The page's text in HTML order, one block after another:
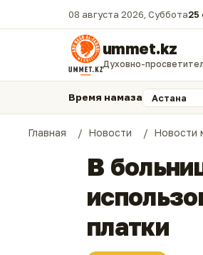
08 августа 2026, Суббота25
ummet.kz
Духовно-
Время намаза
Главная Новости Новости
В
платки